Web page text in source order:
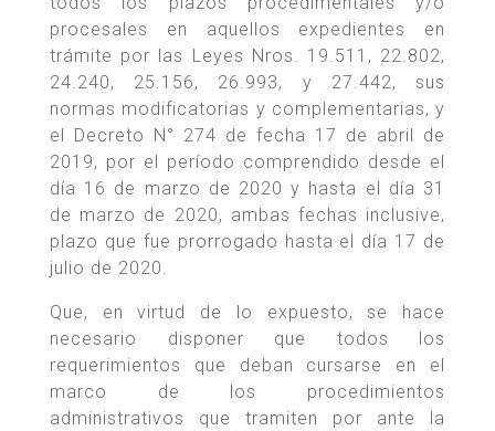
procesales en aquellos expedientes en
trámite por las Leyes Nros. 19.511, 22.802,
24.240, 25.156, 26.993, y 27.442, sus
normas modificatorias y complementarias, y
el Decreto N° 274 de fecha 17 de abril de
2019, por el período comprendido desde el
día 16 de marzo de 2020 y hasta el día 31
de marzo de 2020, ambas fechas inclusive,
plazo que fue prorrogado hasta el día 17 de
julio de 2020.
Que, en virtud de lo expuesto, se hace
necesario disponer que todos los
requerimientos que deban cursarse en el
marco de los procedimientos
administrativos que tramiten por ante la